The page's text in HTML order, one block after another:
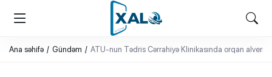
XALQ.ONLINE
ONLAYN PLATFORMA
Ana səhifə Gündəm ATU-nun Tədris Cərrahiyə Klinikasında orqan alveri….